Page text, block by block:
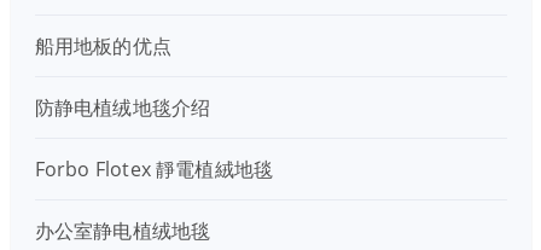
船用地板的优点
防静电植绒地毯介绍
Forbo Flotex 靜電植絨地毯
办公室静电植绒地毯